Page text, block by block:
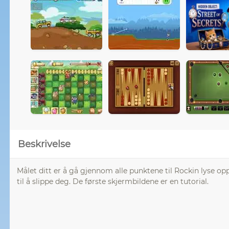
Beskrivelse
Målet ditt er å gå gjennom alle punktene til Rockin lyse
til å slippe deg. De første skjermbildene er en tutorial.